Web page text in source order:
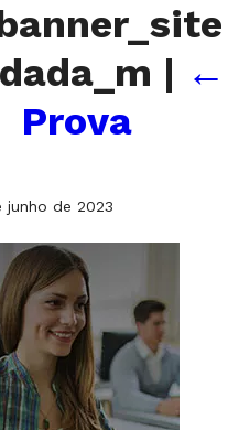
| ←
Prova
junho de 2023